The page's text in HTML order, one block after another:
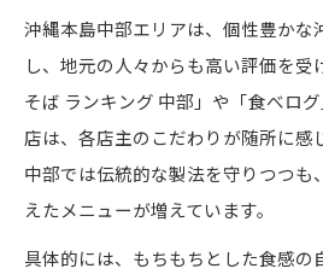
沖縄本島中部エリアは、個性豊かな
し、地元の人々からも高い評価を受
そば ランキング 中部」や「食べロ
店は、各店主のこだわりが随所に感
中部では伝統的な製法を守りつつも
えたメニューが増えています。
具体的には、もちもちとした食感の